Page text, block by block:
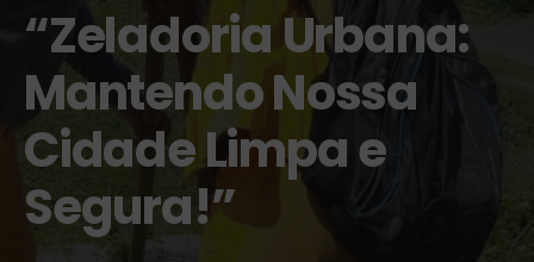
“Zeladoria Urbana:
Mantendo Nossa
Cidade Limpa e
Segura!”